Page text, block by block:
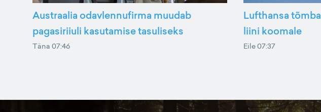
Austraalia odavlennufirma muudab
pagasiriiuli kasutamise tasuliseks
Täna 07:46
Lufthansa
liini koomale
Eile 07:37